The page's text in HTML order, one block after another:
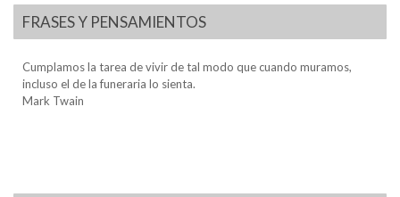
FRASES Y PENSAMIENTOS
Cumplamos la tarea de vivir de tal modo que cuando muramos,
incluso el de la funeraria lo sienta.
Mark Twain